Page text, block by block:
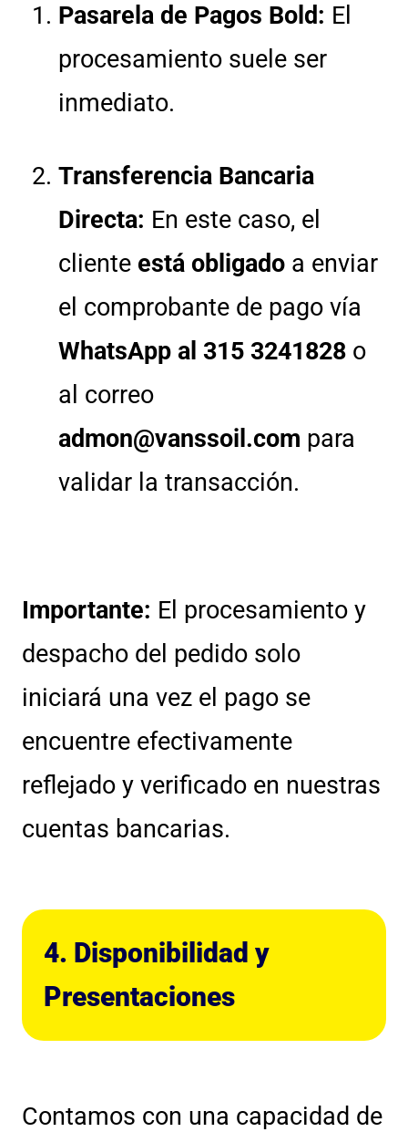
Pasarela de Pagos Bold: El
procesamiento suele ser
inmediato.
Transferencia Bancaria
Directa: En este caso, el
cliente está obligado a enviar
el comprobante de pago vía
WhatsApp al 315 3241828 o
al correo
admon@vanssoil.com para
validar la transacción.
Importante: El procesamiento y
despacho del pedido solo
iniciará una vez el pago se
encuentre efectivamente
reflejado y verificado en nuestras
cuentas bancarias.
4. Disponibilidad y
Presentaciones
Contamos con una capacidad de